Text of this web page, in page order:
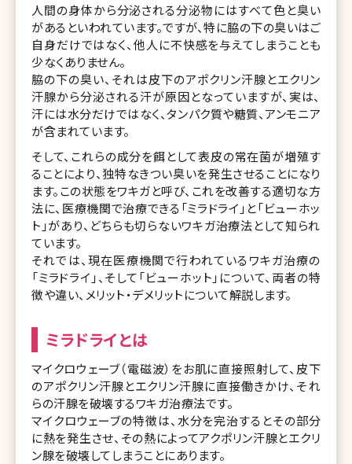
人間の身体から分泌される分泌物にはすべて色と臭い
があるといわれています。ですが、特に脇の下の臭いはご
自身だけではなく、他人に不快感を与えてしまうことも
少なくありません。
脇の下の臭い、それは皮下のアポクリン汗腺とエクリン
汗腺から分泌される汗が原因となっていますが、実は、
汗には水分だけではなく、タンパク質や糖質、アンモニア
が含まれています。
そして、これらの成分を餌として表皮の常在菌が増殖す
ることにより、独特なきつい臭いを発生させることになり
ます。この状態をワキガと呼び、これを改善する適切な方
法に、医療機関で治療できる「ミラドライ」と「ビューホッ
ト」があり、どちらも切らないワキガ治療法として知られ
ています。
それでは、現在医療機関で行われているワキガ治療の
「ミラドライ」、そして「ビューホット」について、両者の特
徴や違い、メリット・デメリットについて解説します。
ミラドライとは
マイクロウェーブ（電磁波）をお肌に直接照射して、皮下
のアポクリン汗腺とエクリン汗腺に直接働きかけ、それ
らの汗腺を破壊するワキガ治療法です。
マイクロウェーブの特徴は、水分を完治するとその部分
に熱を発生させ、その熱によってアクポリン汗腺とエクリ
ン腺を破壊してしまうことにあります。